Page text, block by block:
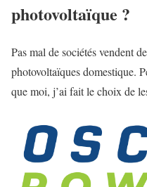
photovoltaïque ?
Pas mal de sociétés vendent
photovoltaïques domestique.
que moi, j’ai fait le choix de